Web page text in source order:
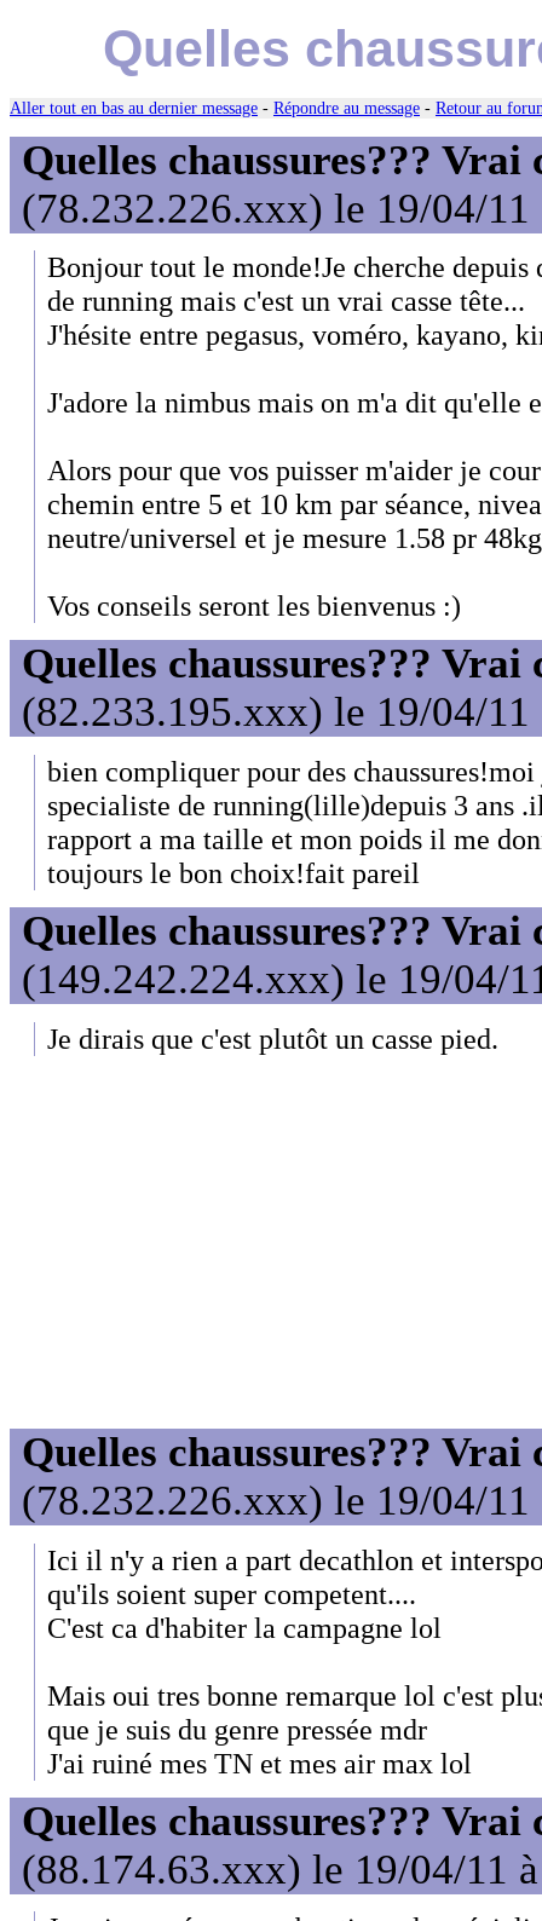
Quelles
Aller tout en bas au dernier message - Répondre au message - Retour au
Quelles chaussures??? Vrai
(78.232.226.xxx) le 19/04/11
Bonjour tout le monde!Je cherche depuis
de running mais c'est un vrai casse tête...
J'hésite entre pegasus, voméro, kayano,
J'adore la nimbus mais on m'a dit qu'elle
Alors pour que vos puisser m'aider je
chemin entre 5 et 10 km par séance,
neutre/universel et je mesure 1.58 pr
Vos conseils seront les bienvenus :)
Quelles chaussures??? Vrai
(82.233.195.xxx) le 19/04/11
bien compliquer pour des
specialiste de running(lille)depuis 3 ans
rapport a ma taille et mon poids il me
toujours le bon choix!fait pareil
Quelles chaussures??? Vrai
(149.242.224.xxx) le 19/04/
Je dirais que c'est plutôt un casse pied.
Quelles chaussures??? Vrai
(78.232.226.xxx) le 19/04/11
Ici il n'y a rien a part decathlon et
qu'ils soient super competent....
C'est ca d'habiter la campagne lol
Mais oui tres bonne remarque lol c'est
que je suis du genre pressée mdr
J'ai ruiné mes TN et mes air max lol
Quelles chaussures??? Vrai
(88.174.63.xxx) le 19/04/11